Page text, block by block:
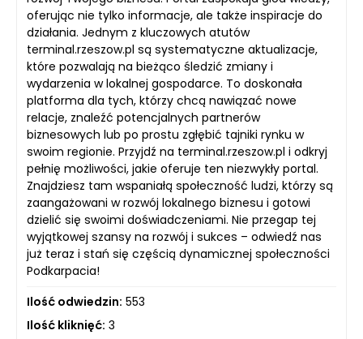
oferując nie tylko informacje, ale także inspiracje do
działania. Jednym z kluczowych atutów
terminal.rzeszow.pl są systematyczne aktualizacje,
które pozwalają na bieżąco śledzić zmiany i
wydarzenia w lokalnej gospodarce. To doskonała
platforma dla tych, którzy chcą nawiązać nowe
relacje, znaleźć potencjalnych partnerów
biznesowych lub po prostu zgłębić tajniki rynku w
swoim regionie. Przyjdź na terminal.rzeszow.pl i odkryj
pełnię możliwości, jakie oferuje ten niezwykły portal.
Znajdziesz tam wspaniałą społeczność ludzi, którzy są
zaangażowani w rozwój lokalnego biznesu i gotowi
dzielić się swoimi doświadczeniami. Nie przegap tej
wyjątkowej szansy na rozwój i sukces – odwiedź nas
już teraz i stań się częścią dynamicznej społeczności
Podkarpacia!
Ilość odwiedzin: 553
Ilość kliknięć: 3